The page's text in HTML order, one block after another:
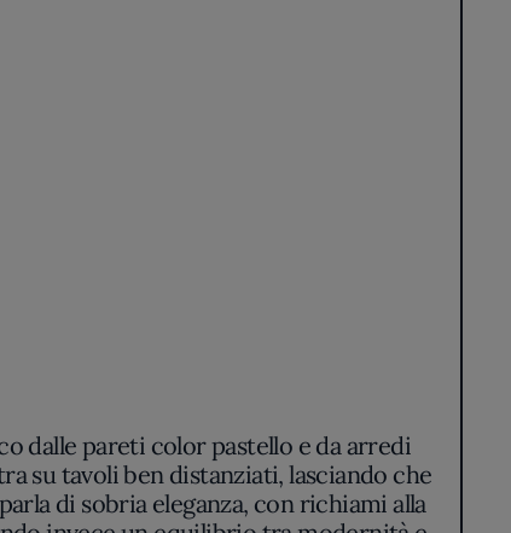
dalle pareti color pastello e da arredi
su tavoli ben distanziati, lasciando che
di sobria eleganza, con richiami alla
invece un equilibrio tra modernità e